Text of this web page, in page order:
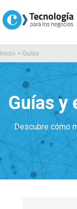
Inicio > Guías
Guías y
Descubre cómo